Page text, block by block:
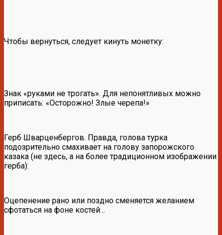
Чтобы вернуться, следует кинуть монетку:
Знак «руками не трогать». Для непонятливых можно
приписать: «Осторожно! Злые черепа!»
Герб Шварценбергов. Правда, голова турка
подозрительно смахивает на голову запорожского
казака (не здесь, а на более традиционном изображении
герба):
Оцепенение рано или поздно сменяется желанием
сфотаться на фоне костей…